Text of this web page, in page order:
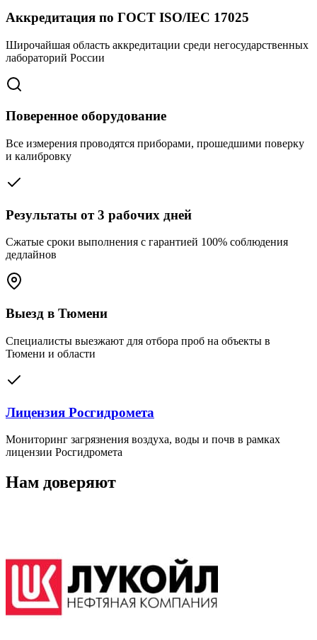
Аккредитация по ГОСТ ISO/IEC 17025
Широчайшая область аккредитации среди негосударственных
лабораторий России
Поверенное оборудование
Все измерения проводятся приборами, прошедшими поверку
и калибровку
Результаты от 3 рабочих дней
Сжатые сроки выполнения с гарантией 100% соблюдения
дедлайнов
Выезд в Тюмени
Специалисты выезжают для отбора проб на объекты в
Тюмени и области
Лицензия Росгидромета
Мониторинг загрязнения воздуха, воды и почв в рамках
лицензии Росгидромета
Нам доверяют